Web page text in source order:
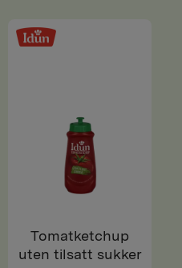
Tomatketchup
uten tilsatt sukker